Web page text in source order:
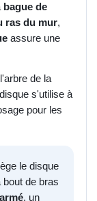
bague de
ras du mur,
assure une
de la
s'utilise à
pour les
le disque
de bras
, un